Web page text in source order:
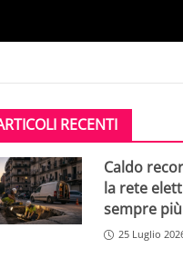
RECENTI
Caldo
la rete
sempre
25 Luglio